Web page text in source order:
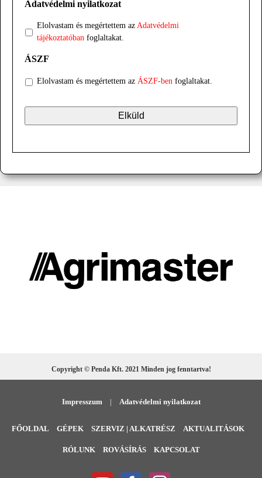
Adatvédelmi nyilatkozat
Elolvastam és megértettem az Adatvédelmi
tájékoztatóban foglaltakat.
ÁSZF
Elolvastam és megértettem az ÁSZF-ben foglaltakat.
Copyright © Penda Kft. 2021 Minden jog fenntartva!
Impresszum | Adatvédelmi nyilatkozat
FŐOLDAL GÉPEK SZERVIZ | ALKATRÉSZ AKTUALITÁSOK
RÓLUNK ROVÁSÍRÁS KAPCSOLAT